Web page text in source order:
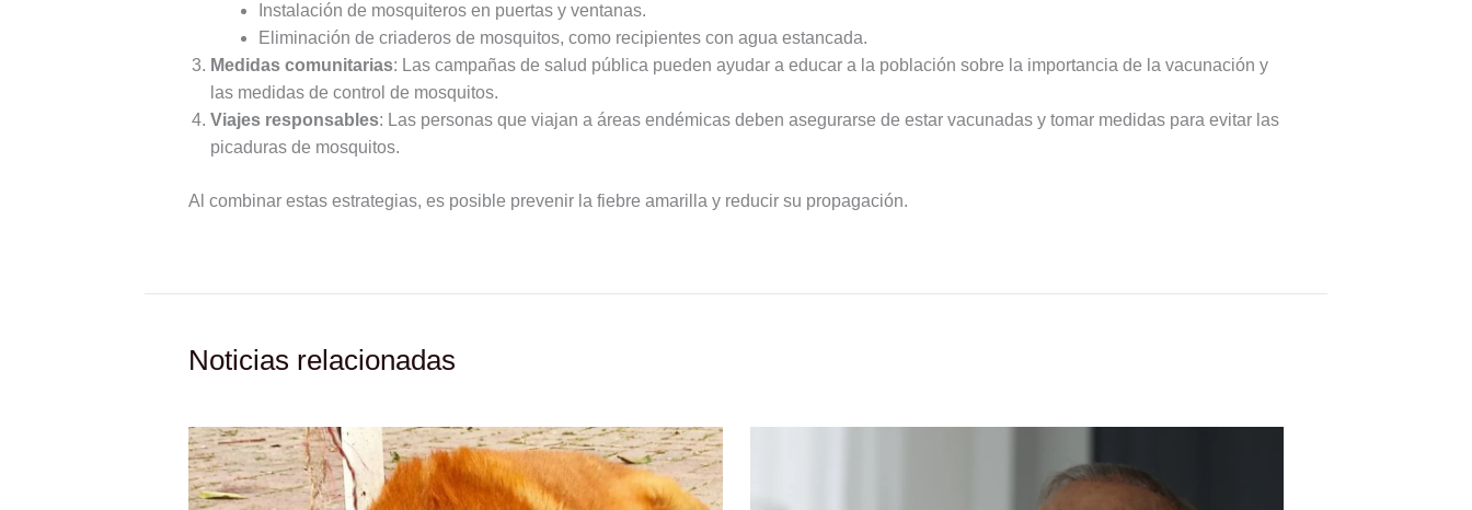
Instalación de mosquiteros en puertas y ventanas.
Eliminación de criaderos de mosquitos, como recipientes con agua estancada.
Medidas comunitarias: Las campañas de salud pública pueden ayudar a educar a la población sobre la importancia de la vacunación y
las medidas de control de mosquitos.
Viajes responsables: Las personas que viajan a áreas endémicas deben asegurarse de estar vacunadas y tomar medidas para evitar las
picaduras de mosquitos.
Al combinar estas estrategias, es posible prevenir la fiebre amarilla y reducir su propagación.
Noticias relacionadas